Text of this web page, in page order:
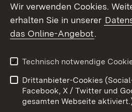
Kontakt
Impressum
Wir verwenden Cookies.
erhalten Sie in unserer
das Online-Angebot.
Technisch notwendige
Drittanbieter-Cookies
Facebook, X / Twitter und
gesamten Webseite